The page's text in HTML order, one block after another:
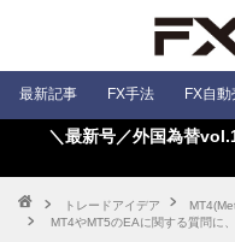
最新記事 FX手法 FX自動
＼最新号／外国為替
トレードアイデア
MT4やMT5のEAに関する質問に